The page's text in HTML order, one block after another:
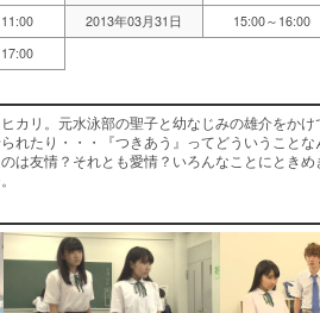
2013年03月31日
15:00～16:00
カリ。元水泳部の聖子と幼なじみの雄介をか
れたり・・・『つきあう』ってどういうこと
は友情？それとも愛情？いろんなことにとき